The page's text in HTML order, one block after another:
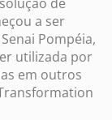
a ser
Pompéia,
utilizada por
em outros